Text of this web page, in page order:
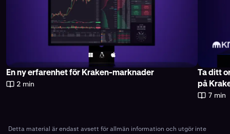
En ny erfarenhet för Kraken-marknader
2 min
Ta ditt
på
7 min
Detta material är endast avsett för allmän information och utgör inte